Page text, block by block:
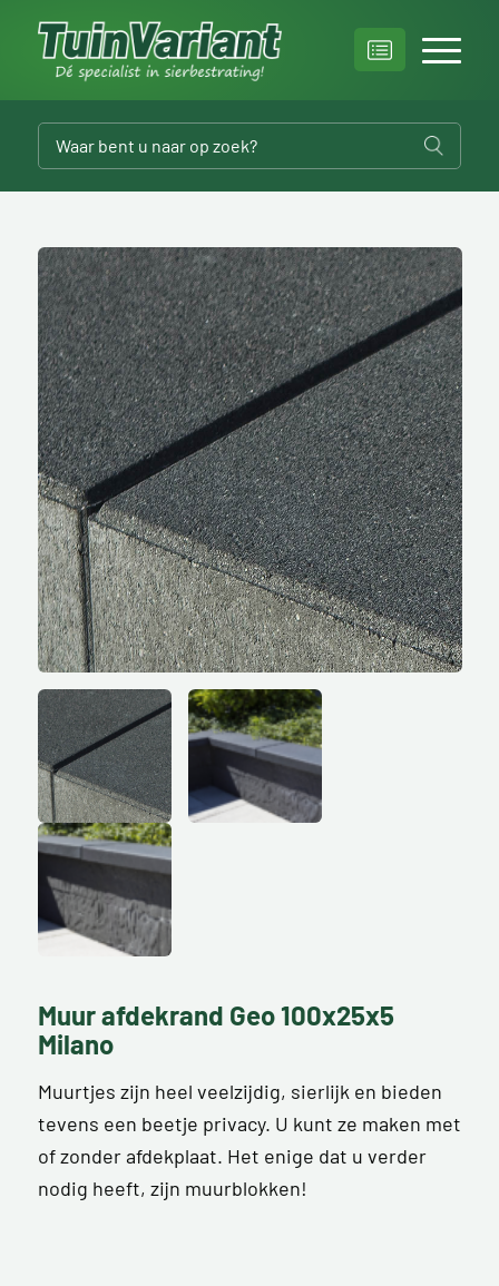
Muur afdekrand Geo 100x25x5
Milano
Muurtjes zijn heel veelzijdig, sierlijk en bieden
tevens een beetje privacy. U kunt ze maken met
of zonder afdekplaat. Het enige dat u verder
nodig heeft, zijn muurblokken!